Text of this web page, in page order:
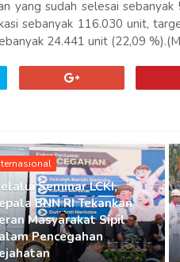
yang sudah selesai
sebanyak 116.030 unit,
24.441 unit (22,09
Seminar LCKI,
BNN RI Tekankan
Masyarakat Sipil
Pencegahan